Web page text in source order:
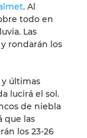
. Al
todo en
Las
rondarán los
últimas
lucirá el sol.
de niebla
que las
los 23-26